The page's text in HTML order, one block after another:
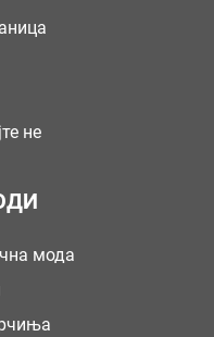
не
мода